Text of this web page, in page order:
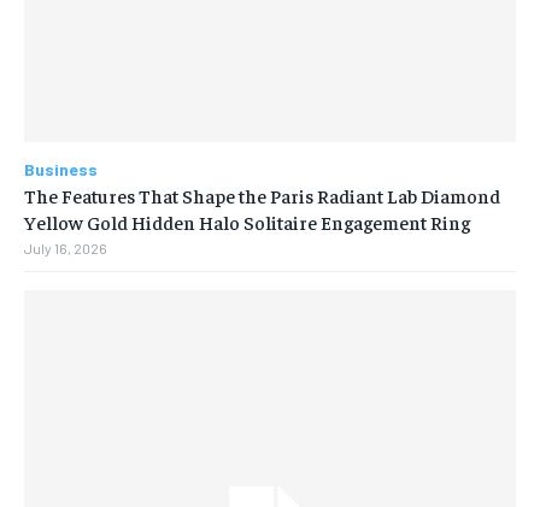
Business
The Features That Shape the Paris Radiant Lab Diamond
Yellow Gold Hidden Halo Solitaire Engagement Ring
July 16, 2026